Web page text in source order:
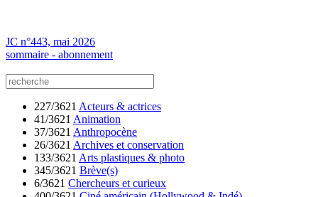
JC n°443, mai 2026
sommaire - abonnement
227/3621 Acteurs & actrices
41/3621 Animation
37/3621 Anthropocène
26/3621 Archives et conservation
133/3621 Arts plastiques & photo
345/3621 Brève(s)
6/3621 Chercheurs et curieux